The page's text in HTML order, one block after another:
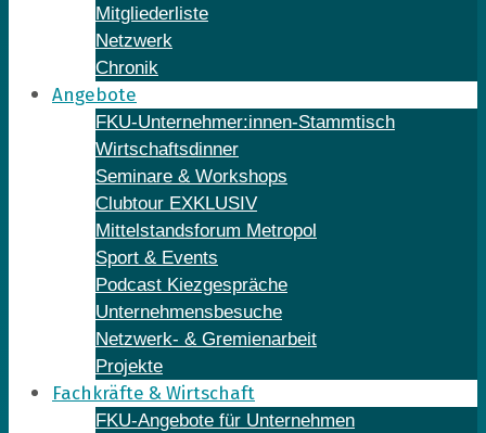
Mitgliederliste
Netzwerk
Chronik
Angebote
FKU-Unternehmer:innen-Stammtisch
Wirtschaftsdinner
Seminare & Workshops
Clubtour EXKLUSIV
Mittelstandsforum Metropol
Sport & Events
Podcast Kiezgespräche
Unternehmensbesuche
Netzwerk- & Gremienarbeit
Projekte
Fachkräfte & Wirtschaft
FKU-Angebote für Unternehmen